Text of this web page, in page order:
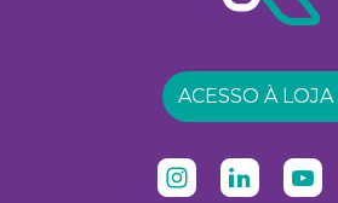
ACESSO À LOJA